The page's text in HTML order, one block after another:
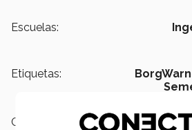
Escuelas:
Etiquetas:
Categoría: